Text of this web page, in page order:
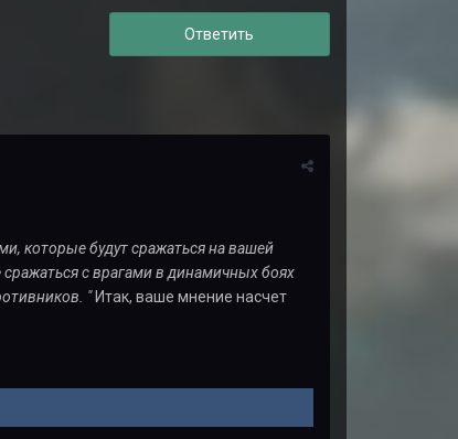
Ответить
которые будут сражаться на вашей
с врагами в динамичных боях
"Итак, ваше мнение насчет